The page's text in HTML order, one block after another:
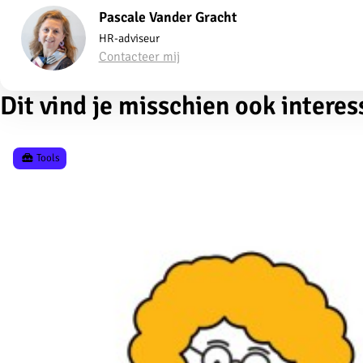
Pascale Vander Gracht
HR-adviseur
Contacteer mij
Dit vind je misschien ook
Tools